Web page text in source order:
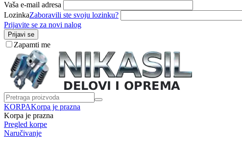
Vaša e-mail adresa
LozinkaZaboravili ste svoju lozinku?
Prijavite se za novi nalog
Prijavi se
Zapamti me
KORPAKorpa je prazna
Korpa je prazna
Pregled korpe
Naručivanje